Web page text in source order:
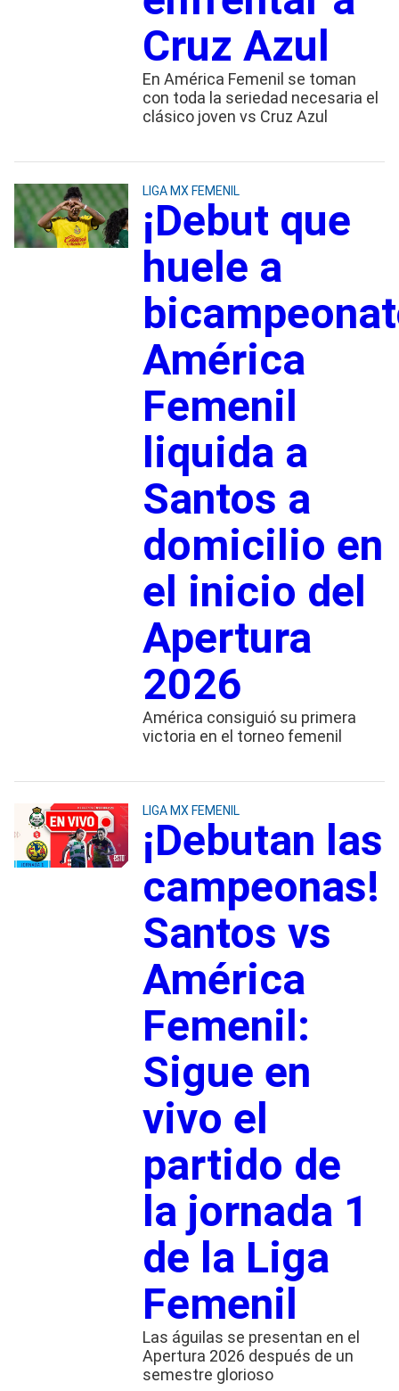
Cruz Azul
En América Femenil se toman
con toda la seriedad necesaria el
clásico joven vs Cruz Azul
LIGA MX FEMENIL
¡Debut que
huele a
América
Femenil
liquida a
Santos a
domicilio en
el inicio del
Apertura
2026
América consiguió su primera
victoria en el torneo femenil
LIGA MX FEMENIL
¡Debutan las
campeonas!
Santos vs
América
Femenil:
Sigue en
vivo el
partido de
la jornada 1
de la Liga
Femenil
Las águilas se presentan en el
Apertura 2026 después de un
semestre glorioso